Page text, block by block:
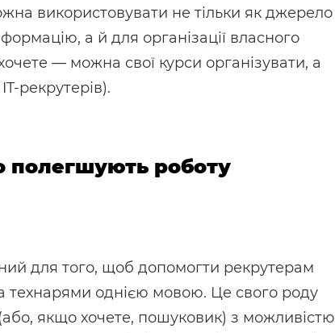
використовувати не тільки як джерело
а й для організації власного
— можна свої курси організувати, а
рекрутерів).
полегшують роботу
для того, щоб допомогти рекрутерам
технарями однією мовою. Це свого роду
якщо хочете, пошуковик) з можливістю